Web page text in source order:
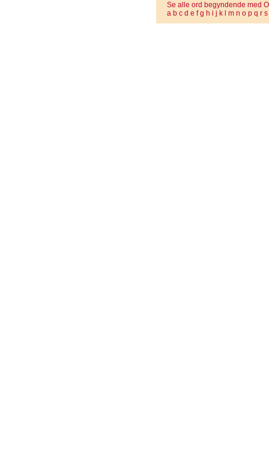
Se alle ord begyndende med O
a b c d e f g h i j k m n o p q r s